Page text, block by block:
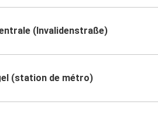
(Invalidenstraße)
(station de métro)